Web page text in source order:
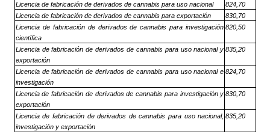
Licencia de fabricación de derivados de cannabis para uso nacional
824,70
Licencia de fabricación de derivados de cannabis para exportación
830,70
Licencia de fabricación de derivados de cannabis para investigación
científica
820,50
Licencia de fabricación de derivados de cannabis para uso nacional y
exportación
835,20
Licencia de fabricación de derivados de cannabis para uso nacional e
investigación
824,70
Licencia de fabricación de derivados de cannabis para investigación y
exportación
830,70
Licencia de fabricación de derivados de cannabis para uso nacional,
investigación y exportación
835,20